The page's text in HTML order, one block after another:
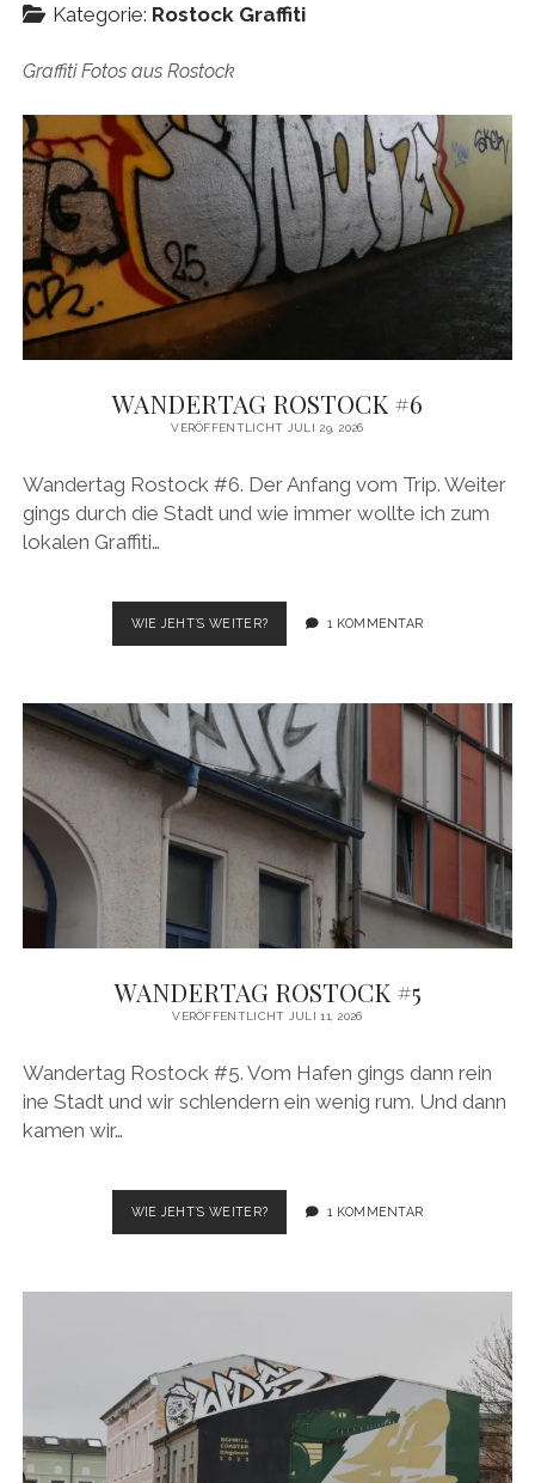
LEIPZIG
HANNOVER
AMSTERDAM
WANDERTAG
WANDERTAG BERLIN
WANDERTAG LEIPZIG
Kategorie: Rostock Graffiti
Graffiti Fotos aus Rostock
WANDERTAG ROSTOCK #6
VERÖFFENTLICHT JULI 29, 2026
Wandertag Rostock #6. Der Anfang vom Trip. Weiter
gings durch die Stadt und wie immer wollte ich zum
lokalen Graffiti…
WIE JEHT´S WEITER?WANDERTAG
ROSTOCK
1 KOMMENTAR
WANDERTAG ROSTOCK #5
VERÖFFENTLICHT JULI 11, 2026
Wandertag Rostock #5. Vom Hafen gings dann rein
ine Stadt und wir schlendern ein wenig rum. Und dann
kamen wir…
WIE JEHT´S WEITER?WANDERTAG
ROSTOCK
1 KOMMENTAR